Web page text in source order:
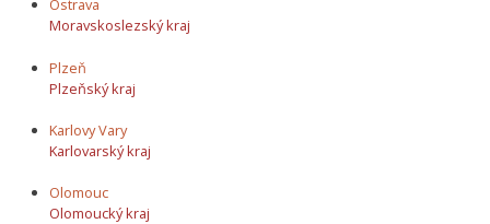
Ostrava
Moravskoslezský kraj
Plzeň
Plzeňský kraj
Karlovy Vary
Karlovarský kraj
Olomouc
Olomoucký kraj